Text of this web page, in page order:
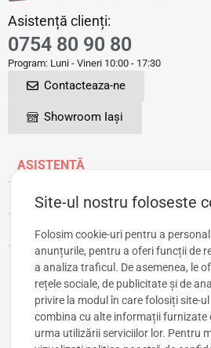
Asistență clienți:
0754 80 90 80
Program: Luni - Vineri 10:00 - 17:30
Contacteaza-ne
Showroom Iași
ASISTENȚĂ
INFORMAȚII UTILE
CONT CLIENT
Site-ul nostru foloseste
Folosim cookie-uri pentru a
anunțurile, pentru a oferi funcții de
a analiza traficul. De asemenea, le
rețele sociale, de publicitate și de
privire la modul în care folosiți site-
combina cu alte informații furnizate
urma utilizării serviciilor lor. Pentru